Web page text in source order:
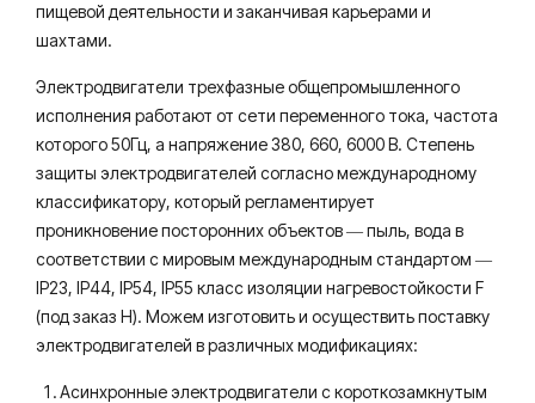
пищевой деятельности и заканчивая карьерами и
шахтами.
Электродвигатели трехфазные общепромышленного
исполнения работают от сети переменного тока, частота
которого 50Гц, а напряжение 380, 660, 6000 В. Степень
защиты электродвигателей согласно международному
классификатору, который регламентирует
проникновение посторонних объектов ― пыль, вода в
соответствии с мировым международным стандартом ―
IP23, IP44, IP54, IP55 класс изоляции нагревостойкости F
(под заказ Н). Можем изготовить и осуществить поставку
электродвигателей в различных модификациях:
Асинхронные электродвигатели с короткозамкнутым